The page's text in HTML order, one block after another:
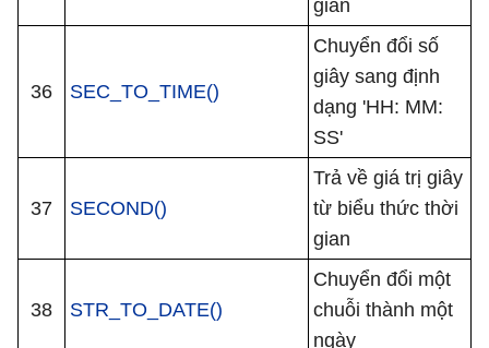
gian
36 SEC_TO_TIME()
Chuyển đổi số
giây sang định
dạng 'HH: MM:
SS'
37 SECOND()
Trả về giá trị giây
từ biểu thức thời
gian
38 STR_TO_DATE()
Chuyển đổi một
chuỗi thành một
ngày